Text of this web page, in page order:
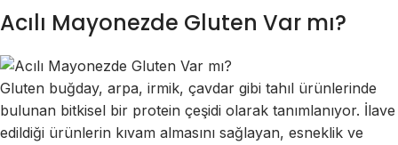
Acılı Mayonezde Gluten Var mı?
Gluten buğday, arpa, irmik, çavdar gibi tahıl ürünlerinde
bulunan bitkisel bir protein çeşidi olarak tanımlanıyor. İlave
edildiği ürünlerin kıvam almasını sağlayan, esneklik ve